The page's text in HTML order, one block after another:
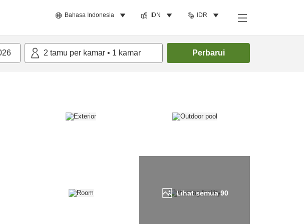
Bahasa Indonesia IDN IDR
2 tamu per kamar • 1 kamar Perbarui
Lihat semua90
Cari kamar